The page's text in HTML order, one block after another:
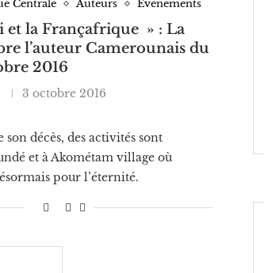
Centrale Auteurs Événements
et la Françafrique » : La
l’auteur Camerounais du
2016
3 octobre 2016
son décès, des activités sont
et à Akométam village où
pour l’éternité.